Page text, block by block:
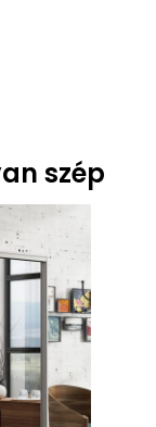
szép